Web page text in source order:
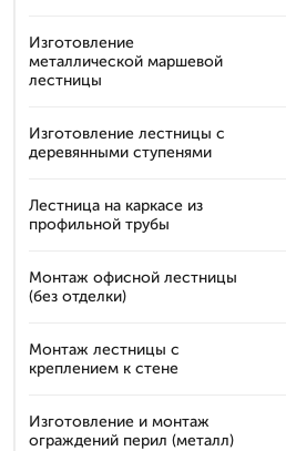
Изготовление
металлической маршевой
лестницы
Изготовление лестницы с
деревянными ступенями
Лестница на каркасе из
профильной трубы
Монтаж офисной лестницы
(без отделки)
Монтаж лестницы с
креплением к стене
Изготовление и монтаж
ограждений перил (металл)